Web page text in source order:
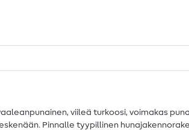
viileä turkoosi, voimakas
Pinnalle tyypillinen